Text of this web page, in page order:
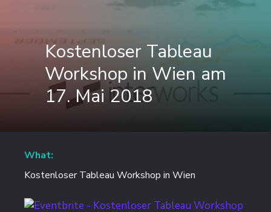
Kostenloser Tableau
Workshop in Wien am
17. Mai 2018
What:
Kostenloser Tableau Workshop in Wien